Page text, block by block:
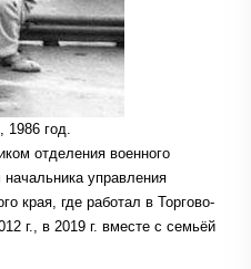
1986 год.
отделения военного
управления
края, где работал в Торгово-
г., в 2019 г. вместе с семьёй